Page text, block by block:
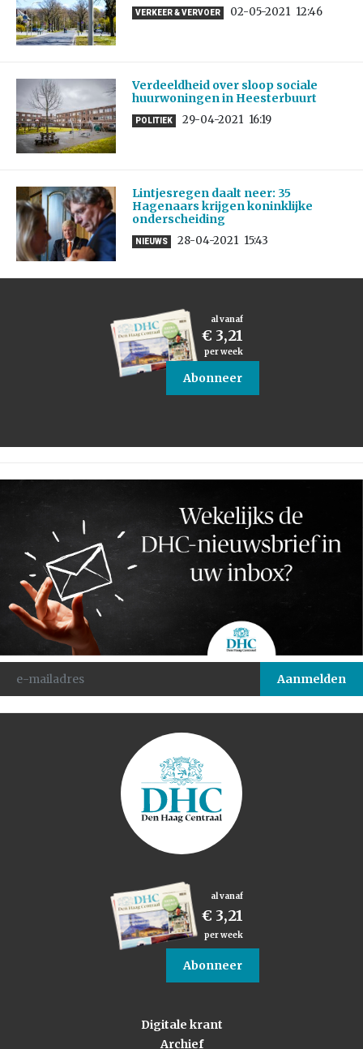
VERKEER & VERVOER 02-05-2021 12:46
Verdeeldheid over sloop sociale
huurwoningen in Heesterbuurt
POLITIEK 29-04-2021 16:19
Lintjesregen daalt neer: 35
Hagenaars krijgen koninklijke
onderscheiding
NIEUWS 28-04-2021 15:43
al vanaf
€ 3,21
per week
Abonneer
al vanaf
€ 3,21
per week
Abonneer
Digitale krant
Archief